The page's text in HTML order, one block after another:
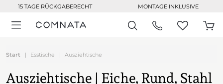
15 TAGE RÜCKGABERECHT MONTAGE INKLUSIVE
Start Esstische Ausziehtische
Ausziehtische | Eiche, Rund, Stahl